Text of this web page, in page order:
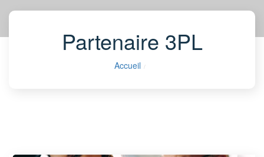
Partenaire 3PL
Accueil